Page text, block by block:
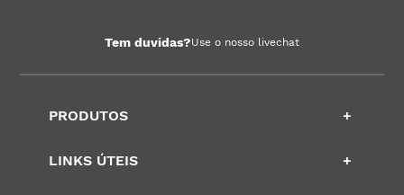
Tem duvidas?Use o nosso livechat
PRODUTOS +
LINKS ÚTEIS +